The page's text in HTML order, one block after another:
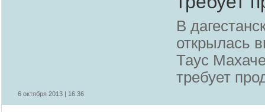
В
открылась
Таус
требует
6 октября 2013 | 16:36